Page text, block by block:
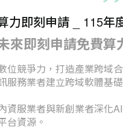
力即刻申請 _ 115年
來即刻申請免費算
位競爭力，打造產業跨域
服務業者建立跨域軟體基
資服業者與新創業者深化
台資源。